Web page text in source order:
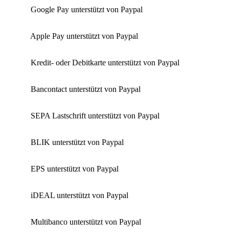
Google Pay unterstützt von Paypal
Apple Pay unterstützt von Paypal
Kredit- oder Debitkarte unterstützt von Paypal
Bancontact unterstützt von Paypal
SEPA Lastschrift unterstützt von Paypal
BLIK unterstützt von Paypal
EPS unterstützt von Paypal
iDEAL unterstützt von Paypal
Multibanco unterstützt von Paypal